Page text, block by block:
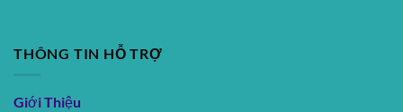
THÔNG TIN HỖ TRỢ
Giới Thiệu